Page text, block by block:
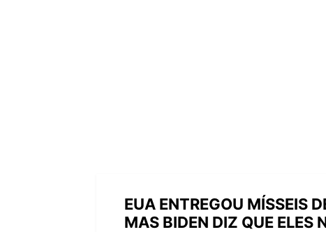
EUA ENTREGOU MÍSSEIS
MAS BIDEN DIZ QUE ELES